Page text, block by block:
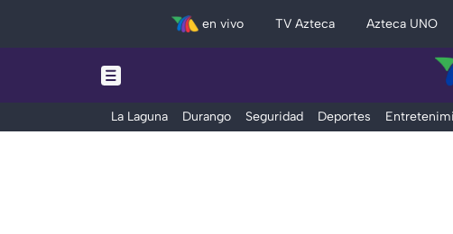
en vivo TV Azteca Azteca UNO
La Laguna Durango Seguridad Deportes